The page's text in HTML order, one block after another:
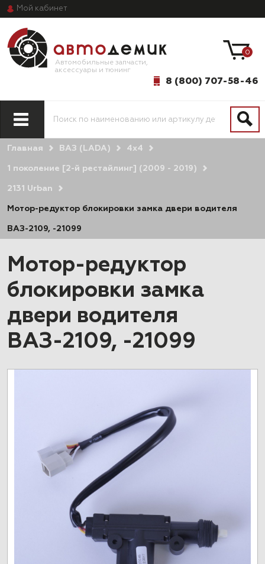
Мой кабинет
Автомобильные запчасти,
аксессуары и тюнинг
8 (800) 707-58-46
0
Главная ВАЗ (LADA) 4х4
1 поколение [2-й рестайлинг] (2009 - 2019)
2131 Urban
Мотор-редуктор блокировки замка двери водителя
ВАЗ-2109, -21099
Мотор-редуктор
блокировки замка
двери водителя
ВАЗ-2109, -21099